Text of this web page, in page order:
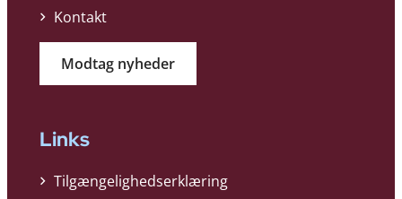
Kontakt
Modtag nyheder
Links
Tilgængelighedserklæring